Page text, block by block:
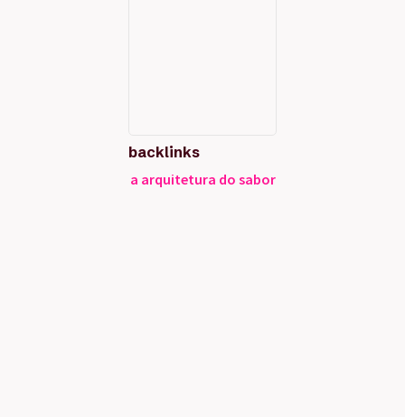
backlinks
a arquitetura do sabor